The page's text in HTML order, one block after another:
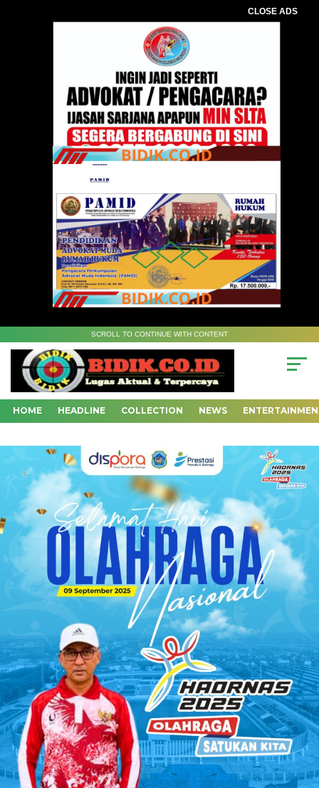
CLOSE ADS
SCROLL TO CONTINUE WITH CONTENT
HOME HEADLINE COLLECTION NEWS